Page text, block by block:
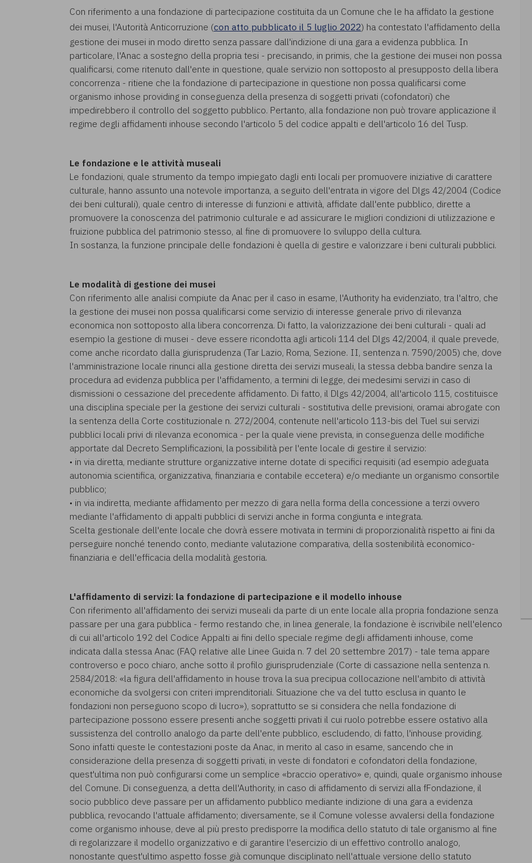
Con riferimento a una fondazione di partecipazione costituita da un Comune che le ha affidato la gestione
dei musei, l'Autorità Anticorruzione (con atto pubblicato il 5 luglio 2022) ha contestato l'affidamento della
gestione dei musei in modo diretto senza passare dall'indizione di una gara a evidenza pubblica. In
particolare, l'Anac a sostegno della propria tesi - precisando, in primis, che la gestione dei musei non possa
qualificarsi, come ritenuto dall'ente in questione, quale servizio non sottoposto al presupposto della libera
concorrenza - ritiene che la fondazione di partecipazione in questione non possa qualificarsi come
organismo inhose providing in conseguenza della presenza di soggetti privati (cofondatori) che
impedirebbero il controllo del soggetto pubblico. Pertanto, alla fondazione non può trovare applicazione il
regime degli affidamenti inhouse secondo l'articolo 5 del codice appalti e dell'articolo 16 del Tusp.
Le fondazione e le attività museali
Le fondazioni, quale strumento da tempo impiegato dagli enti locali per promuovere iniziative di carattere
culturale, hanno assunto una notevole importanza, a seguito dell'entrata in vigore del Dlgs 42/2004 (Codice
dei beni culturali), quale centro di interesse di funzioni e attività, affidate dall'ente pubblico, dirette a
promuovere la conoscenza del patrimonio culturale e ad assicurare le migliori condizioni di utilizzazione e
fruizione pubblica del patrimonio stesso, al fine di promuovere lo sviluppo della cultura.
In sostanza, la funzione principale delle fondazioni è quella di gestire e valorizzare i beni culturali pubblici.
Le modalità di gestione dei musei
Con riferimento alle analisi compiute da Anac per il caso in esame, l'Authority ha evidenziato, tra l'altro, che
la gestione dei musei non possa qualificarsi come servizio di interesse generale privo di rilevanza
economica non sottoposto alla libera concorrenza. Di fatto, la valorizzazione dei beni culturali - quali ad
esempio la gestione di musei - deve essere ricondotta agli articoli 114 del Dlgs 42/2004, il quale prevede,
come anche ricordato dalla giurisprudenza (Tar Lazio, Roma, Sezione. II, sentenza n. 7590/2005) che, dove
l'amministrazione locale rinunci alla gestione diretta dei servizi museali, la stessa debba bandire senza la
procedura ad evidenza pubblica per l'affidamento, a termini di legge, dei medesimi servizi in caso di
dismissioni o cessazione del precedente affidamento. Di fatto, il Dlgs 42/2004, all'articolo 115, costituisce
una disciplina speciale per la gestione dei servizi culturali - sostitutiva delle previsioni, oramai abrogate con
la sentenza della Corte costituzionale n. 272/2004, contenute nell'articolo 113-bis del Tuel sui servizi
pubblici locali privi di rilevanza economica - per la quale viene prevista, in conseguenza delle modifiche
apportate dal Decreto Semplificazioni, la possibilità per l'ente locale di gestire il servizio:
• in via diretta, mediante strutture organizzative interne dotate di specifici requisiti (ad esempio adeguata
autonomia scientifica, organizzativa, finanziaria e contabile eccetera) e/o mediante un organismo consortile
pubblico;
• in via indiretta, mediante affidamento per mezzo di gara nella forma della concessione a terzi ovvero
mediante l'affidamento di appalti pubblici di servizi anche in forma congiunta e integrata.
Scelta gestionale dell'ente locale che dovrà essere motivata in termini di proporzionalità rispetto ai fini da
perseguire nonché tenendo conto, mediante valutazione comparativa, della sostenibilità economico-
finanziaria e dell'efficacia della modalità gestoria.
L'affidamento di servizi: la fondazione di partecipazione e il modello inhouse
Con riferimento all'affidamento dei servizi museali da parte di un ente locale alla propria fondazione senza
passare per una gara pubblica - fermo restando che, in linea generale, la fondazione è iscrivibile nell'elenco
di cui all'articolo 192 del Codice Appalti ai fini dello speciale regime degli affidamenti inhouse, come
indicata dalla stessa Anac (FAQ relative alle Linee Guida n. 7 del 20 settembre 2017) - tale tema appare
controverso e poco chiaro, anche sotto il profilo giurisprudenziale (Corte di cassazione nella sentenza n.
2584/2018: «la figura dell'affidamento in house trova la sua precipua collocazione nell'ambito di attività
economiche da svolgersi con criteri imprenditoriali. Situazione che va del tutto esclusa in quanto le
fondazioni non perseguono scopo di lucro»), soprattutto se si considera che nella fondazione di
partecipazione possono essere presenti anche soggetti privati il cui ruolo potrebbe essere ostativo alla
sussistenza del controllo analogo da parte dell'ente pubblico, escludendo, di fatto, l'inhouse providing.
Sono infatti queste le contestazioni poste da Anac, in merito al caso in esame, sancendo che in
considerazione della presenza di soggetti privati, in veste di fondatori e cofondatori della fondazione,
quest'ultima non può configurarsi come un semplice «braccio operativo» e, quindi, quale organismo inhouse
del Comune. Di conseguenza, a detta dell'Authority, in caso di affidamento di servizi alla fFondazione, il
socio pubblico deve passare per un affidamento pubblico mediante indizione di una gara a evidenza
pubblica, revocando l'attuale affidamento; diversamente, se il Comune volesse avvalersi della fondazione
come organismo inhouse, deve al più presto predisporre la modifica dello statuto di tale organismo al fine
di regolarizzare il modello organizzativo e di garantire l'esercizio di un effettivo controllo analogo,
nonostante quest'ultimo aspetto fosse già comunque disciplinato nell'attuale versione dello statuto